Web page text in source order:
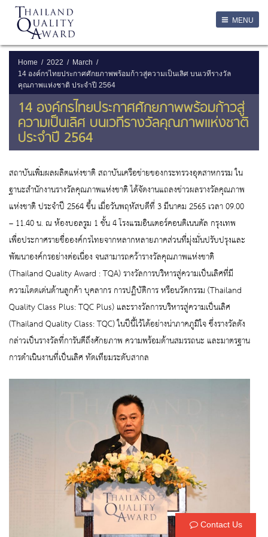
MENU
Home 2022
March
14 องค์กรไทยประกาศศักยภาพพร้อมก้าวสู่ความเป็นเลิศ บนเวทีรางวัล
คุณภาพแห่งชาติ ประจำปี 2564
14 องค์กรไทยประกาศศักยภาพพร้อมก้าวสู่
ความเป็นเลิศ บนเวทีรางวัลคุณภาพแห่งชาติ
ประจำปี 2564
สถาบันเพิ่มผลผลิตแห่งชาติ สถาบันเครือข่ายของกระทรวงอุตสาหกรรม ใน
ฐานะสำนักงานรางวัลคุณภาพแห่งชาติ ได้จัดงานแถลงข่าวผลรางวัลคุณภาพ
แห่งชาติ ประจำปี 2564 ขึ้น เมื่อวันพฤหัสบดีที่ 3 มีนาคม 2565 เวลา 09.00
– 11.40 น. ณ ห้องบอลรูม 1 ชั้น 4 โรงแรมอินเตอร์คอนติเนนตัล กรุงเทพ
เพื่อประกาศรายชื่อองค์กรไทยจากหลากหลายภาคส่วนที่มุ่งมั่นปรับปรุงและ
พัฒนาองค์กรอย่างต่อเนื่อง จนสามารถคว้ารางวัลคุณภาพแห่งชาติ
(Thailand Quality Award : TQA) รางวัลการบริหารสู่ความเป็นเลิศที่มี
ความโดดเด่นด้านลูกค้า บุคลากร การปฏิบัติการ หรือนวัตกรรม (Thailand
Quality Class Plus: TQC Plus) และรางวัลการบริหารสู่ความเป็นเลิศ
(Thailand Quality Class: TQC) ในปีนี้ไว้ได้อย่างน่าภาคภูมิใจ ซึ่งรางวัลดัง
กล่าวเป็นรางวัลที่การันตีถึงศักยภาพ ความพร้อมด้านสมรรถนะ และมาตรฐาน
การดำเนินงานที่เป็นเลิศ ทัดเทียมระดับสากล
Contact Us
Username
Remember Me
ลืมรหัสผ่าน
SERVICES